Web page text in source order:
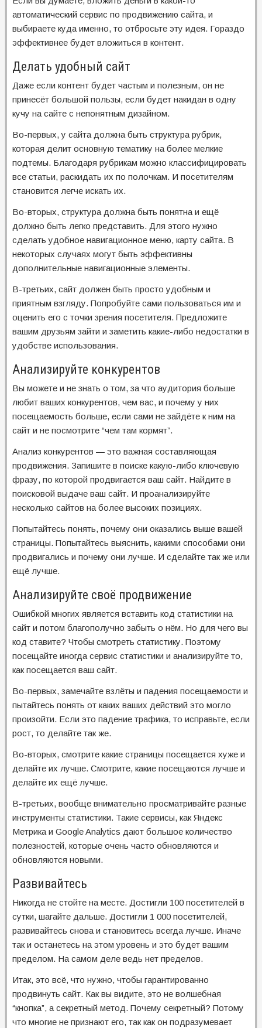
автоматический сервис по продвижению сайта, и
выбираете куда именно, то отбросьте эту идея. Гораздо
эффективнее будет вложиться в контент.
Делать удобный сайт
Даже если контент будет частым и полезным, он не
принесёт большой пользы, если будет накидан в одну
кучу на сайте с непонятным дизайном.
Во-первых, у сайта должна быть структура рубрик,
которая делит основную тематику на более мелкие
подтемы. Благодаря рубрикам можно классифицировать
все статьи, раскидать их по полочкам. И посетителям
становится легче искать их.
Во-вторых, структура должна быть понятна и ещё
должно быть легко представить. Для этого нужно
сделать удобное навигационное меню, карту сайта. В
некоторых случаях могут быть эффективны
дополнительные навигационные элементы.
В-третьих, сайт должен быть просто удобным и
приятным взгляду. Попробуйте сами пользоваться им и
оценить его с точки зрения посетителя. Предложите
вашим друзьям зайти и заметить какие-либо недостатки в
удобстве использования.
Анализируйте конкурентов
Вы можете и не знать о том, за что аудитория больше
любит ваших конкурентов, чем вас, и почему у них
посещаемость больше, если сами не зайдёте к ним на
сайт и не посмотрите “чем там кормят”.
Анализ конкурентов — это важная составляющая
продвижения. Запишите в поиске какую-либо ключевую
фразу, по которой продвигается ваш сайт. Найдите в
поисковой выдаче ваш сайт. И проанализируйте
несколько сайтов на более высоких позициях.
Попытайтесь понять, почему они оказались выше вашей
страницы. Попытайтесь выяснить, какими способами они
продвигались и почему они лучше. И сделайте так же или
ещё лучше.
Анализируйте своё продвижение
Ошибкой многих является вставить код статистики на
сайт и потом благополучно забыть о нём. Но для чего вы
код ставите? Чтобы смотреть статистику. Поэтому
посещайте иногда сервис статистики и анализируйте то,
как посещается ваш сайт.
Во-первых, замечайте взлёты и падения посещаемости и
пытайтесь понять от каких ваших действий это могло
произойти. Если это падение трафика, то исправьте, если
рост, то делайте так же.
Во-вторых, смотрите какие страницы посещается хуже и
делайте их лучше. Смотрите, какие посещаются лучше и
делайте их ещё лучше.
В-третьих, вообще внимательно просматривайте разные
инструменты статистики. Такие сервисы, как Яндекс
Метрика и Google Analytics дают большое количество
полезностей, которые очень часто обновляются и
обновляются новыми.
Развивайтесь
Никогда не стойте на месте. Достигли 100 посетителей в
сутки, шагайте дальше. Достигли 1 000 посетителей,
развивайтесь снова и становитесь всегда лучше. Иначе
так и останетесь на этом уровень и это будет вашим
пределом. На самом деле ведь нет пределов.
Итак, это всё, что нужно, чтобы гарантированно
продвинуть сайт. Как вы видите, это не волшебная
“кнопка”, а секретный метод. Почему секретный? Потому
что многие не признают его, так как он подразумевает